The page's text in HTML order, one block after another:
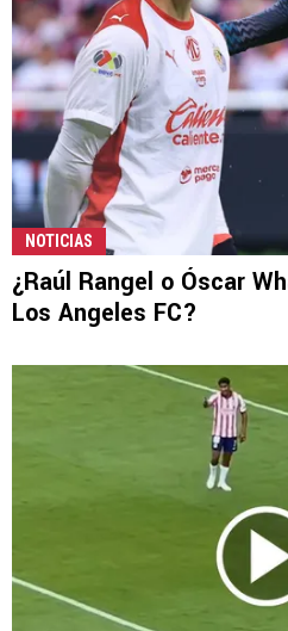
NOTICIAS
¿Raúl Rangel o Óscar
Los Angeles FC?